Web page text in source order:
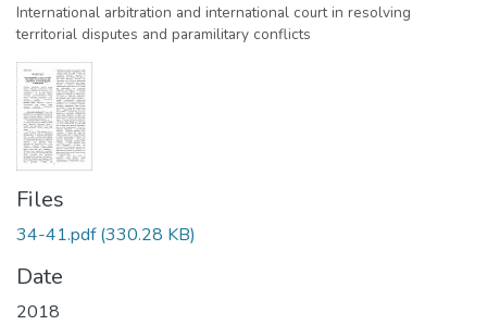
International arbitration and international court in resolving
territorial disputes and paramilitary conflicts
Files
34-41.pdf(330.28 KB)
Date
2018